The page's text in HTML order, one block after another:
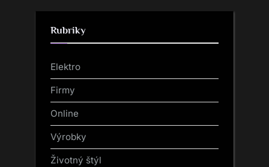
Rubriky
Elektro
Firmy
Online
Výrobky
Životný štýl